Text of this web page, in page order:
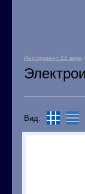
Инструмент 21 века /
Вид: